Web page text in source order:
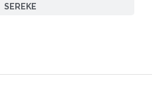
SEREKE